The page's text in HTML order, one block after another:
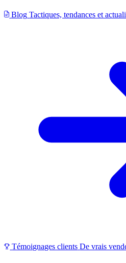
Blog Tactiques, tendances et
Témoignages clients De vrais